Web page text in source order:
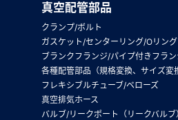
真空配管部品
クランプ/ボルト
ガスケット/センターリング/Oリング
ブランクフランジ/パイプ付きフラン
各種配管部品（規格変換、サイズ変
フレキシブルチューブ/ベローズ
真空排気ホース
バルブ/リークポート（リークバルブ